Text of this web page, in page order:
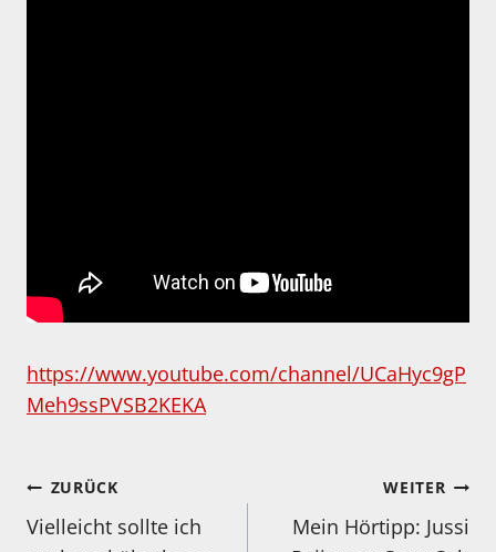
https://www.youtube.com/channel/UCaHyc9gP
Meh9ssPVSB2KEKA
Beitragsnavigation
ZURÜCK
Vielleicht sollte ich
WEITER
Mein Hörtipp: Jussi